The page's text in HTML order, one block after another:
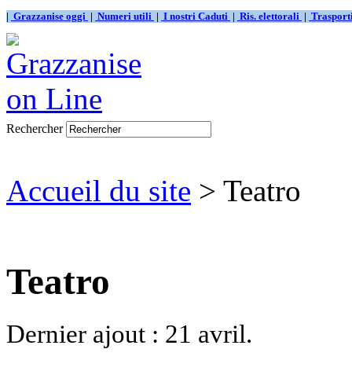
| Grazzanise oggi | Numeri utili | I nostri Caduti | Ris. elettorali |
Rechercher
Accueil du site > Teatro
Teatro
Dernier ajout : 21 avril.